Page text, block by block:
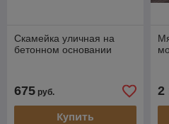
Скамейка уличная на
бетонном основании
675 руб.
Купить
2